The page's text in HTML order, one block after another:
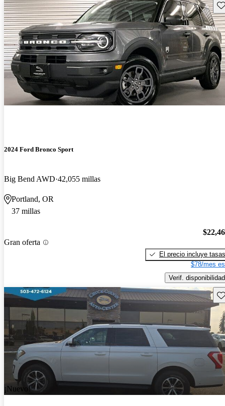
2024 Ford Bronco Sport
Big Bend AWD 42,055 millas
Portland, OR
37 millas
Gran oferta
El precio incluye tasas
$78/mes
Verif. disponibilidad
¡Nuevo!